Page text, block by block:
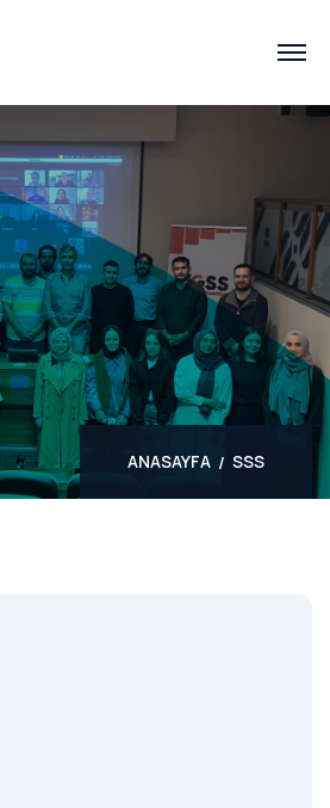
ANASAYFA SSS